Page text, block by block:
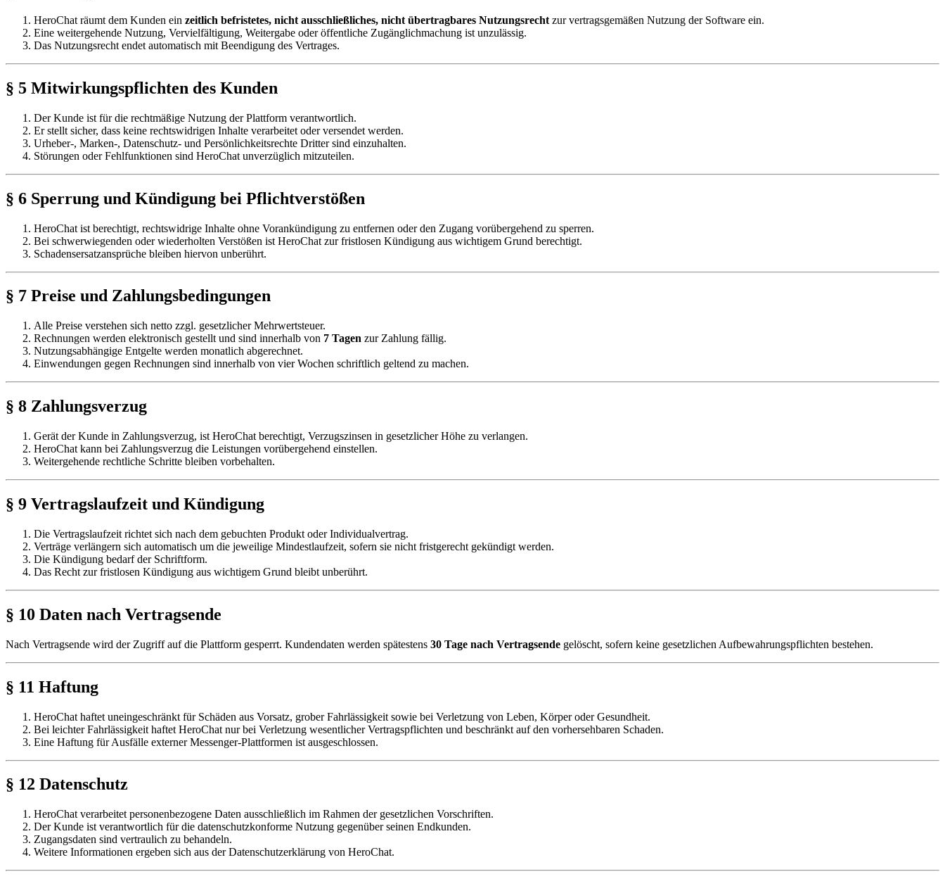
HeroChat räumt dem Kunden ein zeitlich befristetes, nicht ausschließliches, nicht übertragbares Nutzungsrecht zur vertragsgemäßen Nutzung der Software ein.
Eine weitergehende Nutzung, Vervielfältigung, Weitergabe oder öffentliche Zugänglichmachung ist unzulässig.
Das Nutzungsrecht endet automatisch mit Beendigung des Vertrages.
§ 5 Mitwirkungspflichten des Kunden
Der Kunde ist für die rechtmäßige Nutzung der Plattform verantwortlich.
Er stellt sicher, dass keine rechtswidrigen Inhalte verarbeitet oder versendet werden.
Urheber-, Marken-, Datenschutz- und Persönlichkeitsrechte Dritter sind einzuhalten.
Störungen oder Fehlfunktionen sind HeroChat unverzüglich mitzuteilen.
§ 6 Sperrung und Kündigung bei Pflichtverstößen
HeroChat ist berechtigt, rechtswidrige Inhalte ohne Vorankündigung zu entfernen oder den Zugang vorübergehend zu sperren.
Bei schwerwiegenden oder wiederholten Verstößen ist HeroChat zur fristlosen Kündigung aus wichtigem Grund berechtigt.
Schadensersatzansprüche bleiben hiervon unberührt.
§ 7 Preise und Zahlungsbedingungen
Alle Preise verstehen sich netto zzgl. gesetzlicher Mehrwertsteuer.
Rechnungen werden elektronisch gestellt und sind innerhalb von 7 Tagen zur Zahlung fällig.
Nutzungsabhängige Entgelte werden monatlich abgerechnet.
Einwendungen gegen Rechnungen sind innerhalb von vier Wochen schriftlich geltend zu machen.
§ 8 Zahlungsverzug
Gerät der Kunde in Zahlungsverzug, ist HeroChat berechtigt, Verzugszinsen in gesetzlicher Höhe zu verlangen.
HeroChat kann bei Zahlungsverzug die Leistungen vorübergehend einstellen.
Weitergehende rechtliche Schritte bleiben vorbehalten.
§ 9 Vertragslaufzeit und Kündigung
Die Vertragslaufzeit richtet sich nach dem gebuchten Produkt oder Individualvertrag.
Verträge verlängern sich automatisch um die jeweilige Mindestlaufzeit, sofern sie nicht fristgerecht gekündigt werden.
Die Kündigung bedarf der Schriftform.
Das Recht zur fristlosen Kündigung aus wichtigem Grund bleibt unberührt.
§ 10 Daten nach Vertragsende
Nach Vertragsende wird der Zugriff auf die Plattform gesperrt. Kundendaten werden spätestens 30 Tage nach Vertragsende gelöscht, sofern keine gesetzlichen Aufbewahrungspflichten bestehen.
§ 11 Haftung
HeroChat haftet uneingeschränkt für Schäden aus Vorsatz, grober Fahrlässigkeit sowie bei Verletzung von Leben, Körper oder Gesundheit.
Bei leichter Fahrlässigkeit haftet HeroChat nur bei Verletzung wesentlicher Vertragspflichten und beschränkt auf den vorhersehbaren Schaden.
Eine Haftung für Ausfälle externer Messenger-Plattformen ist ausgeschlossen.
§ 12 Datenschutz
HeroChat verarbeitet personenbezogene Daten ausschließlich im Rahmen der gesetzlichen Vorschriften.
Der Kunde ist verantwortlich für die datenschutzkonforme Nutzung gegenüber seinen Endkunden.
Zugangsdaten sind vertraulich zu behandeln.
Weitere Informationen ergeben sich aus der Datenschutzerklärung von HeroChat.